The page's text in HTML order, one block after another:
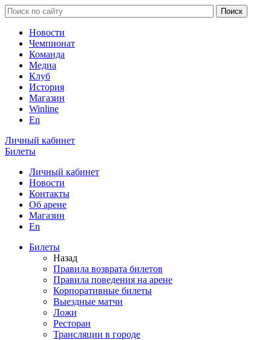
Новости
Чемпионат
Команда
Медиа
Клуб
История
Магазин
Winline
En
Личный кабинет
Билеты
Личный кабинет
Новости
Контакты
Об арене
Магазин
En
Билеты
Назад
Правила возврата билетов
Правила поведения на арене
Корпоративные билеты
Выездные матчи
Ложи
Ресторан
Трансляции в городе